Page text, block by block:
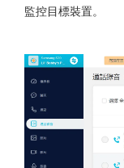
監控目標裝置。